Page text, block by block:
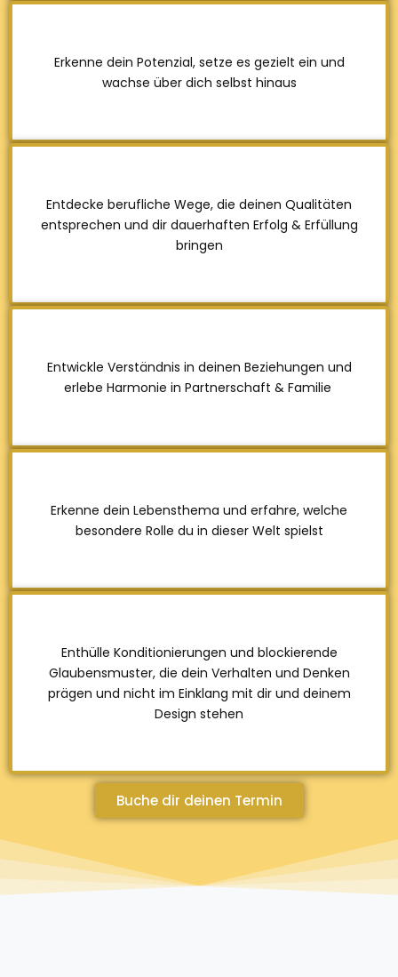
Erkenne dein Potenzial, setze es gezielt ein und
wachse über dich selbst hinaus
Entdecke berufliche Wege, die deinen Qualitäten
entsprechen und dir dauerhaften Erfolg & Erfüllung
bringen
Entwickle Verständnis in deinen Beziehungen und
erlebe Harmonie in Partnerschaft & Familie
Erkenne dein Lebensthema und erfahre, welche
besondere Rolle du in dieser Welt spielst
Enthülle Konditionierungen und blockierende
Glaubensmuster, die dein Verhalten und Denken
prägen und nicht im Einklang mit dir und deinem
Design stehen
Buche dir deinen Termin